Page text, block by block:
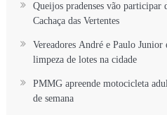
Queijos pradenses vão participar
Cachaça das Vertentes
Vereadores André e Paulo
limpeza de lotes na cidade
PMMG apreende motocicleta
de semana